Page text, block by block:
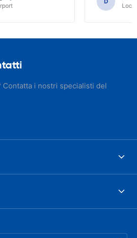
Contatta i nostri specialisti del